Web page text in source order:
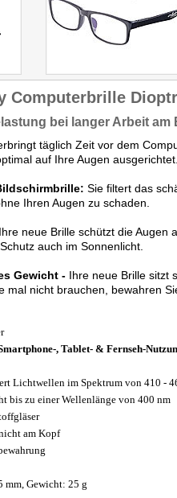
Computerbrille
bei langer Arbeit am
täglich Zeit vor dem
auf Ihre Augen ausgerichtet.
Sie filtert das
Ihren Augen zu schaden.
Ihre neue Brille schützt die Augen
auch im Sonnenlicht.
Gewicht - Ihre neue Brille sitzt
mal nicht brauchen, bewahren
, Tablet- & Fernseh-
Lichtwellen im Spektrum von 410 -
bis zu einer Wellenlänge von 400 nm
am Kopf
mm, Gewicht: 25 g